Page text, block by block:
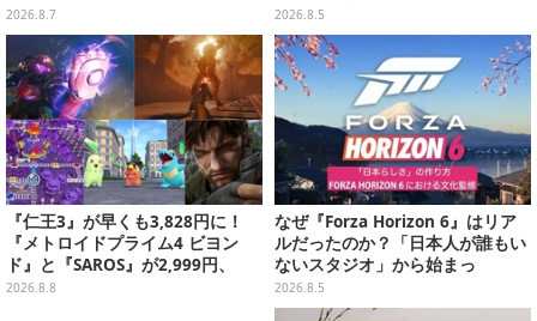
ラを刺しゅうでデザイン
2026.8.7
ス」ほか9プライズが8月順次展開
2026.8.5
『仁王3』が早くも3,828円に！
『メトロイドプライム4 ビヨン
ド』と『SAROS』が2,999円、
『メタルギアソリッド Δ』は2,49
2026.8.8
なぜ『Forza Horizon 6』はリア
ルだったのか？「日本人が誰もい
ないスタジオ」から始まっ
た、“生活感のある日本"の作り方
【CEDEC2026】
2026.8.5